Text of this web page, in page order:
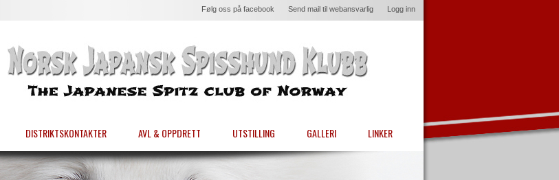
Følg oss på facebook Send mail til webansvarlig Logg inn
DISTRIKTSKONTAKTER AVL & OPPDRETT UTSTILLING GALLERI LINKER